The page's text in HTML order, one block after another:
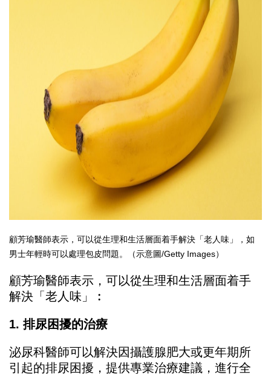
顧芳瑜醫師表示，可以從生理和生活層面着手解決「老人味」，如
男士年輕時可以處理包皮問題。（示意圖/Getty Images）
顧芳瑜醫師表示，可以從生理和生活層面着手
解決「老人味」︰
1. 排尿困擾的治療
泌尿科醫師可以解決因攝護腺肥大或更年期所
引起的排尿困擾，提供專業治療建議，進行全